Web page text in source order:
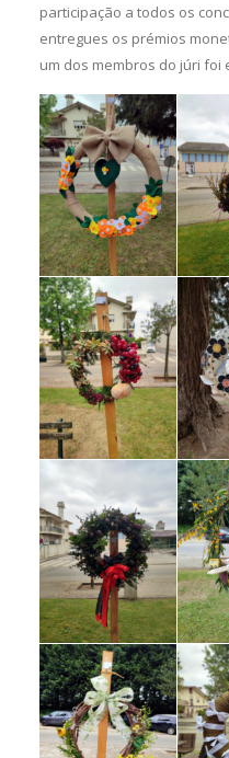
participação a todos os
entregues os prémios
um dos membros do júri foi